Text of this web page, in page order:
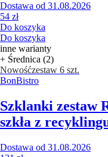
Dostawa od 31.08.2026
54 zł
Do koszyka
Do koszyka
inne warianty
+ Średnica (2)
Nowośćzestaw 6 szt.
BonBistro
Szklanki zestaw
szkła z
Dostawa od 31.08.2026